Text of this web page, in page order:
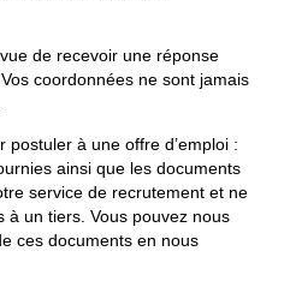
de recevoir une réponse
coordonnées ne sont jamais
postuler à une offre d’emploi :
ainsi que les documents
service de recrutement et ne
à un tiers. Vous pouvez nous
ces documents en nous